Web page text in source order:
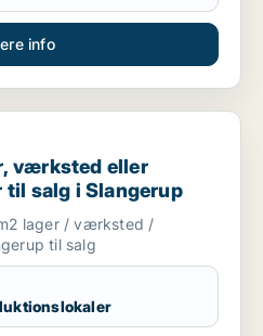
info
eller produktionslokaler til
værksted eller
salg i Slangerup
lager / værksted /
til salg